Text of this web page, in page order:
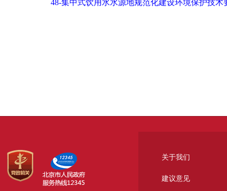
48-集中式饮用水水源地规范化建设环境保护技术
关于我们
建议意见